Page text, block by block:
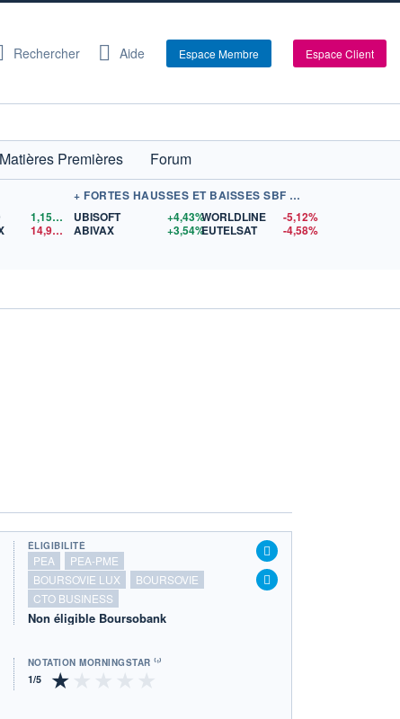
Rechercher Aide Espace Membre Espace Client
Matières Premières
Forum
1,1568
$US
14,91$US
+ FORTES HAUSSES ET BAISSES SBF 120
UBISOFT
+4,43%
ABIVAX
+3,54%
WORLDLINE
-5,12%
EUTELSAT
-4,58%
ÉLIGIBILITÉ
PEA
PEA-PME
BOURSOVIE LUX
BOURSOVIE
CTO BUSINESS
Non éligible Boursobank
NOTATION MORNINGSTAR ⁽¹⁾